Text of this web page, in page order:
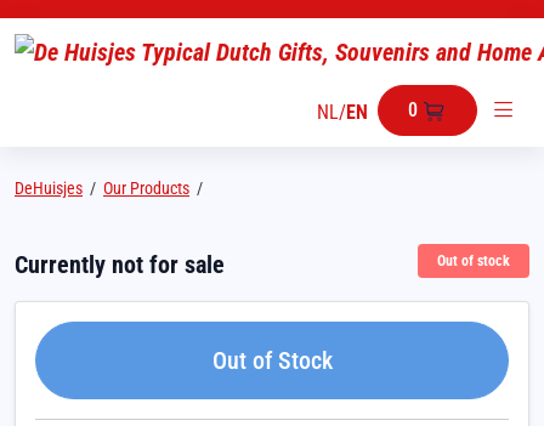
NL/EN 0
DeHuisjes / Our Products /
Currently not for sale Out of stock
Out of Stock